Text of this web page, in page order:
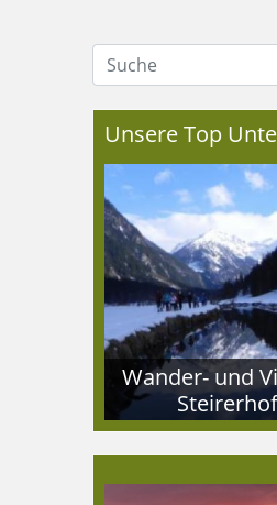
Suche
Unsere Top
Wander- und
Steirerhof